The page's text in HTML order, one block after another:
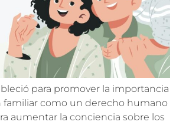
para promover la importancia
familiar como un derecho humano
aumentar la conciencia sobre los